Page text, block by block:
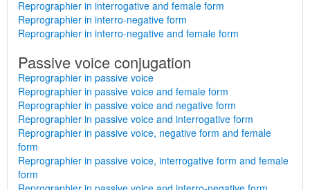
Reprographier in interrogative and female form
Reprographier in interro-negative form
Reprographier in interro-negative and female form
Passive voice conjugation
Reprographier in passive voice
Reprographier in passive voice and female form
Reprographier in passive voice and negative form
Reprographier in passive voice and interrogative form
Reprographier in passive voice, negative form and female
form
Reprographier in passive voice, interrogative form and female
form